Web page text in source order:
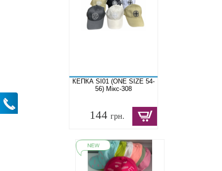
КЕПКА SI01 (ONE SIZE 54-
56) Мікс-308
144 грн.